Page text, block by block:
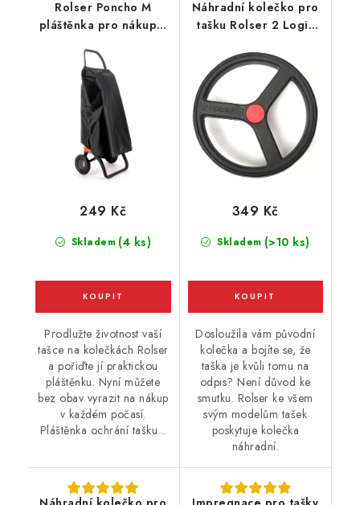
Rolser Poncho M
pláštěnka pro nákupní
černá
Skladem (4 ks)
249 Kč
Prodlužte životnost vaší
tašce na kolečkách Rolser
a pořiďte jí praktickou
pláštěnku. Nyní můžete
bez obav vyrazit na nákup
v každém počasí.
Pláštěnka ochrání tašku...
Náhradní kolečko pro
tašku Rolser 2 Logic
Skladem (>10 ks)
349 Kč
Dosloužila vám původní
kolečka a bojíte se, že
taška je kvůli tomu na
odpis? Není důvod ke
smutku. Rolser ke všem
svým modelům tašek
poskytuje kolečka
náhradní.